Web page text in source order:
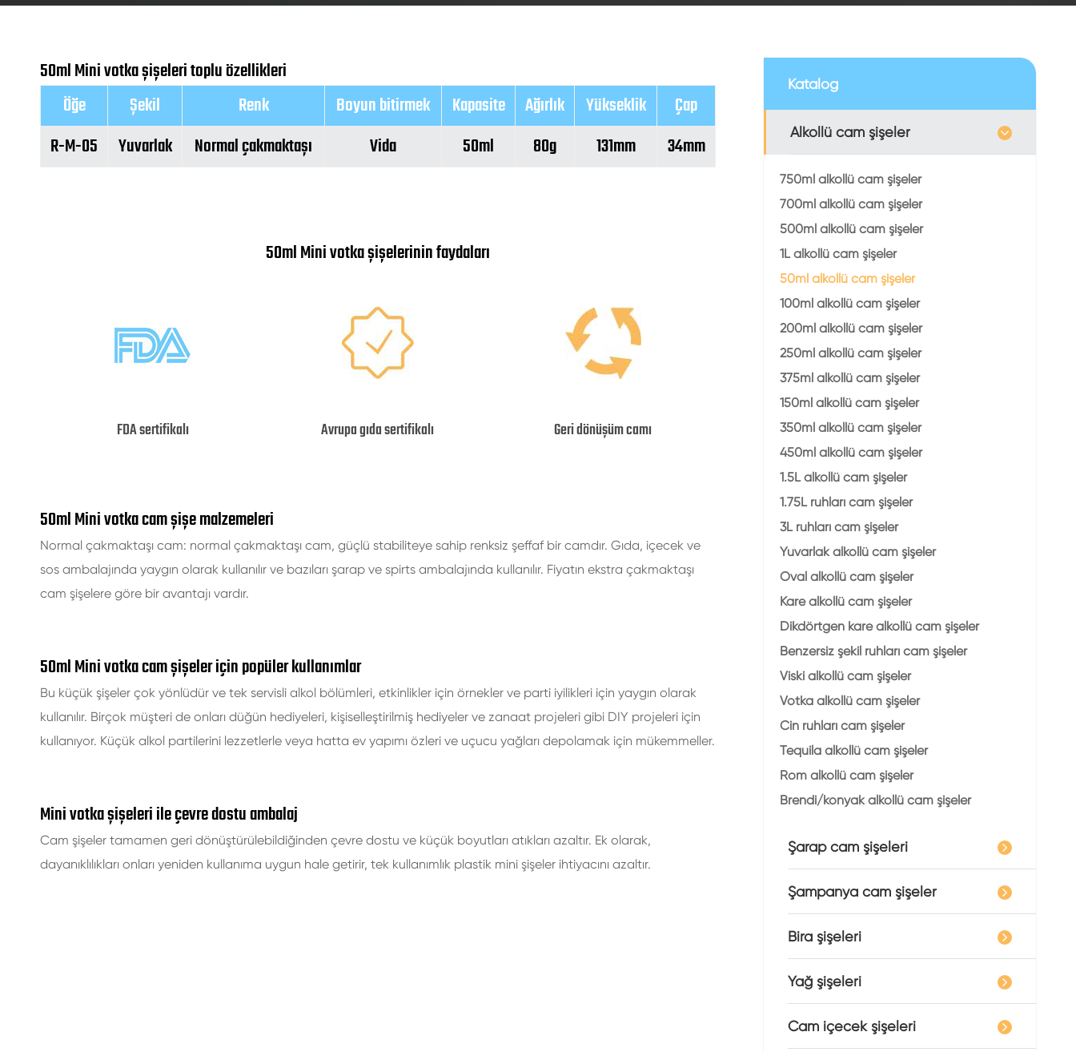
50ml Mini votka şişeleri toplu özellikleri
Öğe
Şekil Renk Boyun bitirmek Kapasite Ağırlık Yükseklik
Çap
R-M-05
Yuvarlak Normal çakmaktaşı Vida 50ml 80g 131mm 34mm
50ml Mini votka şişelerinin faydaları
FDA sertifikalı Avrupa gıda sertifikalı Geri dönüşüm camı
50ml Mini votka cam şişe malzemeleri
Normal çakmaktaşı cam: normal çakmaktaşı cam, güçlü stabiliteye sahip renksiz şeffaf bir camdır. Gıda, içecek ve
sos ambalajında yaygın olarak kullanılır ve bazıları şarap ve spirts ambalajında kullanılır. Fiyatın ekstra çakmaktaşı
cam şişelere göre bir avantajı vardır.
50ml Mini votka cam şişeler için popüler kullanımlar
Bu küçük şişeler çok yönlüdür ve tek servisli alkol bölümleri, etkinlikler için örnekler ve parti iyilikleri için yaygın olarak
kullanılır. Birçok müşteri de onları düğün hediyeleri, kişiselleştirilmiş hediyeler ve zanaat projeleri gibi DIY projeleri için
kullanıyor. Küçük alkol partilerini lezzetlerle veya hatta ev yapımı özleri ve uçucu yağları depolamak için mükemmeller.
Mini votka şişeleri ile çevre dostu ambalaj
Cam şişeler tamamen geri dönüştürülebildiğinden çevre dostu ve küçük boyutları atıkları azaltır. Ek olarak,
dayanıklılıkları onları yeniden kullanıma uygun hale getirir, tek kullanımlık plastik mini şişeler ihtiyacını azaltır.
Katalog
Alkollü cam şişeler
750ml alkollü cam şişeler
700ml alkollü cam şişeler
500ml alkollü cam şişeler
1L alkollü cam şişeler
50ml alkollü cam şişeler
100ml alkollü cam şişeler
200ml alkollü cam şişeler
250ml alkollü cam şişeler
375ml alkollü cam şişeler
150ml alkollü cam şişeler
350ml alkollü cam şişeler
450ml alkollü cam şişeler
1.5L alkollü cam şişeler
1.75L ruhları cam şişeler
3L ruhları cam şişeler
Yuvarlak alkollü cam şişeler
Oval alkollü cam şişeler
Kare alkollü cam şişeler
Dikdörtgen kare alkollü cam şişeler
Benzersiz şekil ruhları cam şişeler
Viski alkollü cam şişeler
Votka alkollü cam şişeler
Cin ruhları cam şişeler
Tequila alkollü cam şişeler
Rom alkollü cam şişeler
Brendi/konyak alkollü cam şişeler
Şarap cam şişeleri
Şampanya cam şişeler
Bira şişeleri
Yağ şişeleri
Cam içecek şişeleri